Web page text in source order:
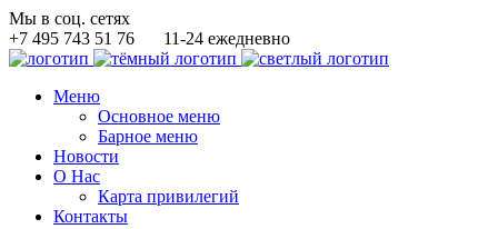
Мы в соц. сетях
+7 495 743 51 76
11-24 ежедневно
Меню
Основное меню
Барное меню
Новости
О Нас
Карта привилегий
Контакты